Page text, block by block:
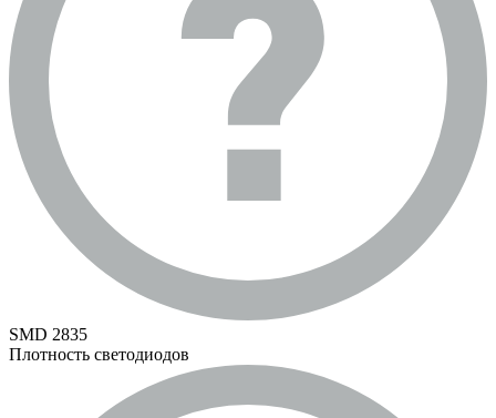
SMD 2835
Плотность светодиодов